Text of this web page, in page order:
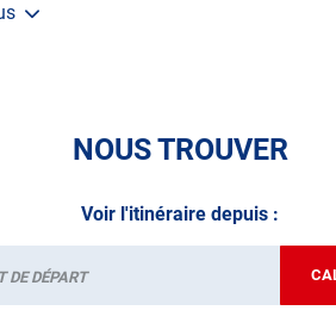
pollution
de la Catégorie L (moto, scooter,
contrôle contrôle technique ou
plus pour votre sécurité et faire
technique.
NOUS TROUVER
Voir l'itinéraire depuis :